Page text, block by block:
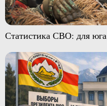
Статистика СВО: для